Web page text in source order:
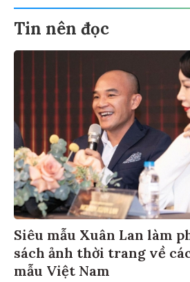
Tin nên đọc
Siêu mẫu Xuân Lan làm
sách ảnh thời trang về
mẫu Việt Nam